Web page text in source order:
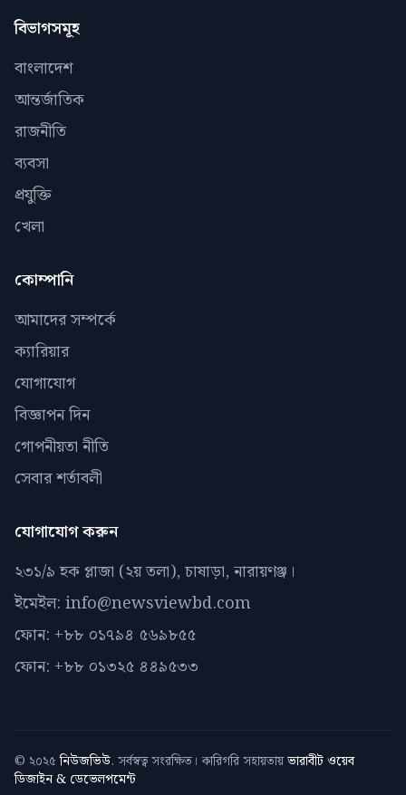
বিভাগসমূহ
বাংলাদেশ
আন্তর্জাতিক
রাজনীতি
ব্যবসা
প্রযুক্তি
খেলা
কোম্পানি
আমাদের সম্পর্কে
ক্যারিয়ার
যোগাযোগ
বিজ্ঞাপন দিন
গোপনীয়তা নীতি
সেবার শর্তাবলী
যোগাযোগ করুন
২৩১/৯ হক প্লাজা (২য় তলা), চাষাড়া, নারায়ণঞ্জ।
ইমেইল: info@newsviewbd.com
ফোন: +৮৮ ০১৭৯৪ ৫৬৯৮৫৫
ফোন: +৮৮ ০১৩২৫ ৪৪৯৫৩৩
© ২০২৫ নিউজভিউ. সর্বস্বত্ব সংরক্ষিত। কারিগরি সহায়তায়ভারাবীট ওয়েব
ডিজাইন & ডেভেলপমেন্ট